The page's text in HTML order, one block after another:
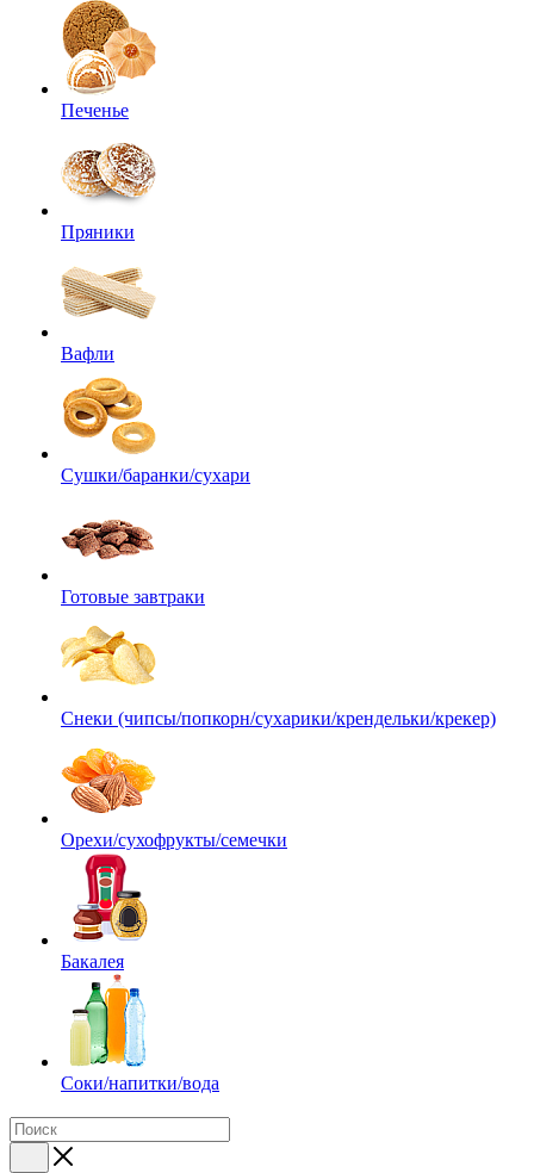
Печенье
Пряники
Вафли
Сушки/баранки/сухари
Готовые завтраки
Снеки (чипсы/попкорн/сухарики/крендельки/крекер)
Орехи/сухофрукты/семечки
Бакалея
Соки/напитки/вода